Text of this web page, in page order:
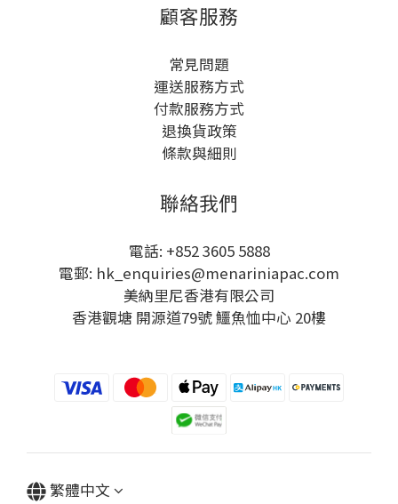
顧客服務
常見問題
運送服務方式
付款服務方式
退換貨政策
條款與細則
聯絡我們
電話: +852 3605 5888
電郵: hk_enquiries@menariniapac.com
美納里尼香港有限公司
香港觀塘 開源道79號 鱷魚恤中心 20樓
繁體中文